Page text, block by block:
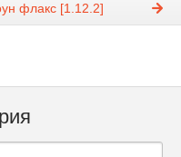
флакс [1.12.2]